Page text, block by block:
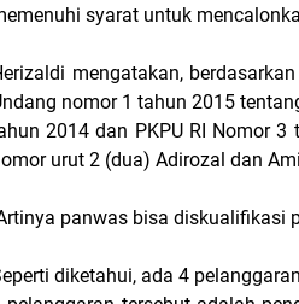
syarat untuk
mengatakan,
nomor 1 tahun 2015
2014 dan PKPU RI Nomor
urut 2 (dua) Adirozal dan
panwas bisa diskualifikasi
diketahui, ada 4